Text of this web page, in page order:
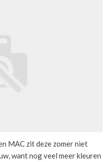
MAC zit deze zomer niet
want nog veel meer kleuren